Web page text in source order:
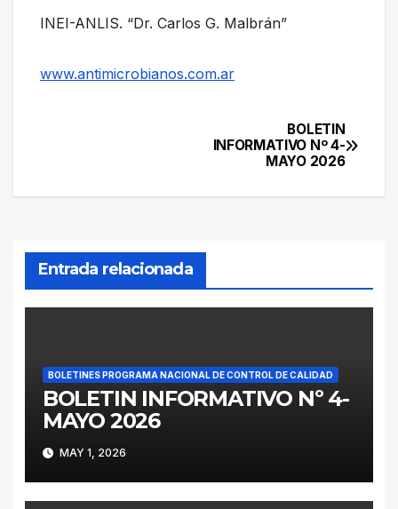
INEI-ANLIS. “Dr. Carlos G. Malbrán”
www.antimicrobianos.com.ar
BOLETIN
INFORMATIVO Nº 4-
MAYO 2026
Entrada relacionada
BOLETINES PROGRAMA NACIONAL DE CONTROL DE CALIDAD
BOLETIN INFORMATIVO Nº 4-
MAYO 2026
MAY 1, 2026